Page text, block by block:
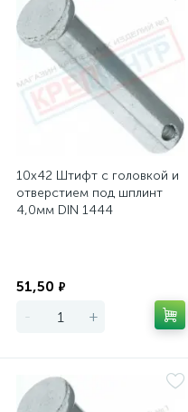
10х42 Штифт с головкой и
отверстием под шплинт
4,0мм DIN 1444
51,50 ₽
- +